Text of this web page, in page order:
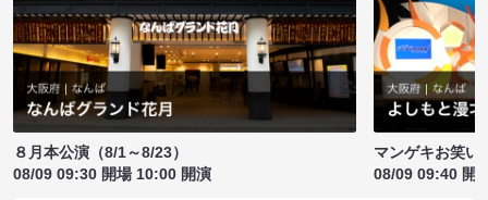
８月本公演（8/1～8/23）
08/09 09:30 開場 10:00 開演
マンゲキお笑い
08/09 09:40 開